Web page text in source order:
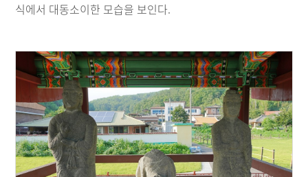
식에서 대동소이한 모습을 보인다.